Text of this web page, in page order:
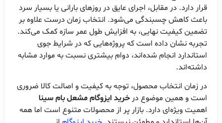
قرار دارد. در مقابل، اجرای عایق در روزهای بارانی یا بسیار سرد
باعث کاهش چسبندگی می‌شود. انتخاب زمان درست علاوه بر
تضمین کیفیت نهایی، به افزایش طول عمر سازه کمک می‌کند.
تجربه نشان داده است که پروژه‌هایی که در شرایط جوی
استاندارد انجام شده‌اند، دوام بیشتری نسبت به موارد مشابه
داشته‌اند.
در زمان انتخاب محصول، توجه به کیفیت و اصالت کالا ضروری
است و همین موضوع در خرید ایزوگام مشعل بام سینا
اهمیت ویژه‌ای دارد. بازار پر از محصولات متنوع است اما همه